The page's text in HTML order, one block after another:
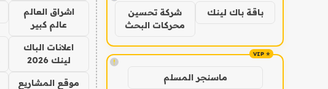
باقة باك لينك
شركة تحسين
محركات البحث
!
ماسنجر المسلم
اشراق العالم
عالم كبير
اعلانات الباك
لينك 2026
موقع المشاريع